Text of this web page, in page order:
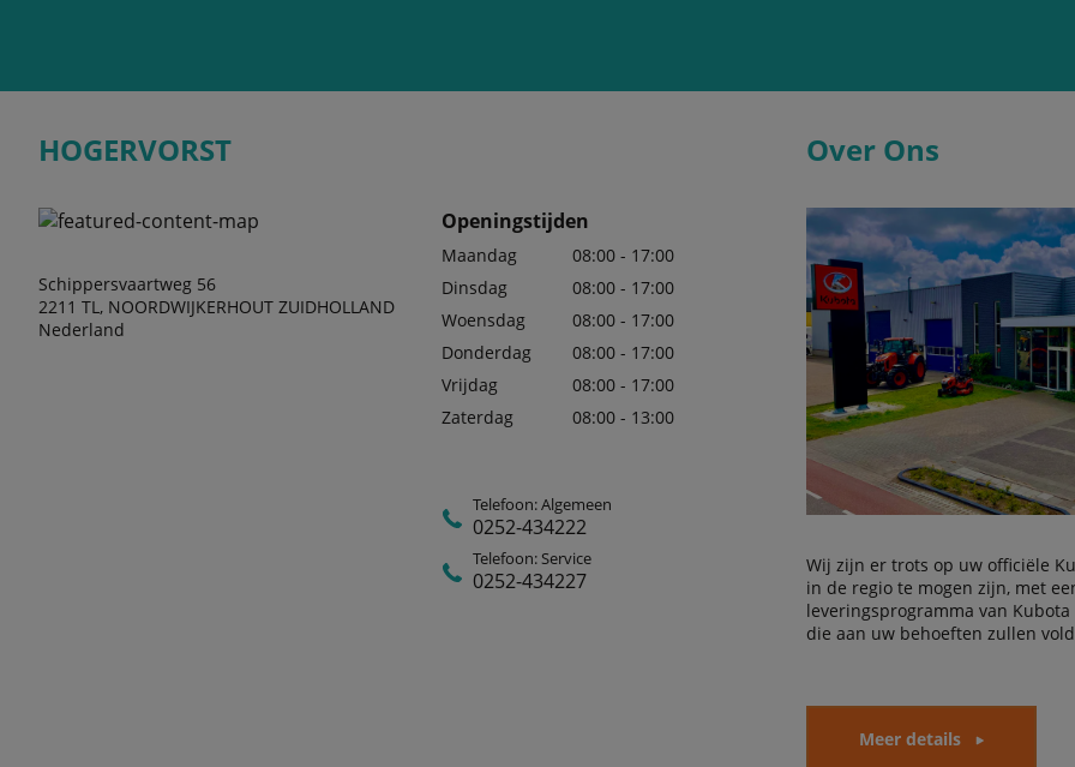
HOGERVORST
Schippersvaartweg 56
2211 TL, NOORDWIJKERHOUT ZUIDHOLLAND
Nederland
Openingstijden
Maandag
08:00 - 17:00
Dinsdag
08:00 - 17:00
Woensdag
08:00 - 17:00
Donderdag
08:00 - 17:00
Vrijdag
08:00 - 17:00
Zaterdag
08:00 - 13:00
Telefoon: Algemeen
0252-434222
Telefoon: Service
0252-434227
Over Ons
Wij zijn er trots op uw officiële
in de regio te mogen zijn, met
leveringsprogramma van
die aan uw behoeften zullen
Meer details